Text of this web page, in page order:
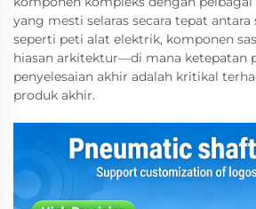
yang mesti selaras secara tepat
seperti peti alat elektrik, komponen
hiasan arkitektur—di mana ketepatan
penyelesaian akhir adalah kritikal
produk akhir.